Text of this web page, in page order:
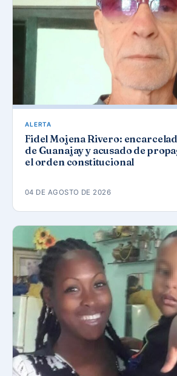
ALERTA
Fidel Mojena Rivero:
de Guanajay y acusado de
el orden constitucional
04 DE AGOSTO DE 2026